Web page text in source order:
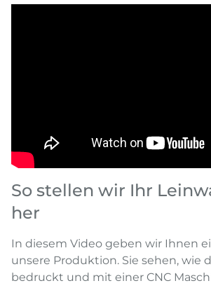
So stellen wir Ihr
her
In diesem Video geben wir Ihnen
unsere Produktion. Sie sehen, wie
bedruckt und mit einer CNC